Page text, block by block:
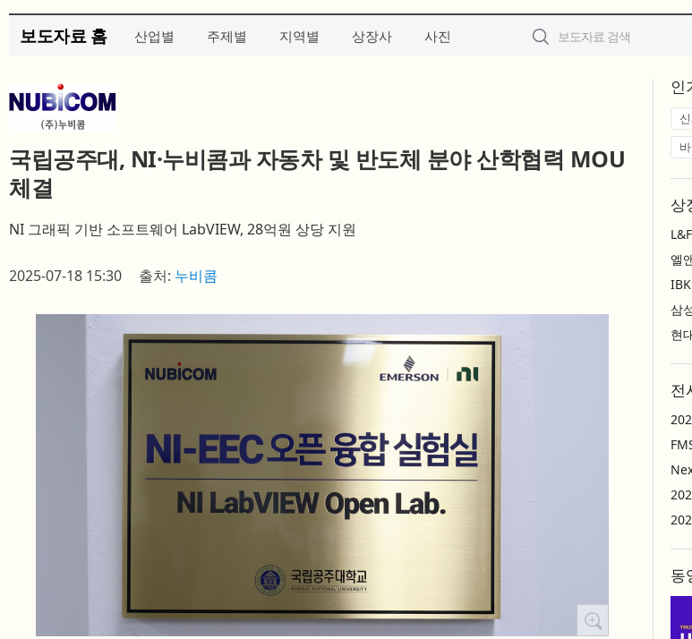
보도자료 홈 산업별 주제별 지역별 상장사 사진
국립공주대, NI·누비콤과 자동차 및 반도체 분야 산학협력 MOU
체결
NI 그래픽 기반 소프트웨어 LabVIEW, 28억원 상당 지원
2025-07-18 15:30 출처: 누비콤
인
상
전
동